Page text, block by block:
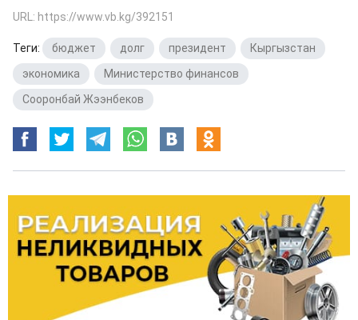
URL: https://www.vb.kg/392151
Теги: бюджет долг президент Кыргызстан
экономика
Министерство финансов
Сооронбай Жээнбеков